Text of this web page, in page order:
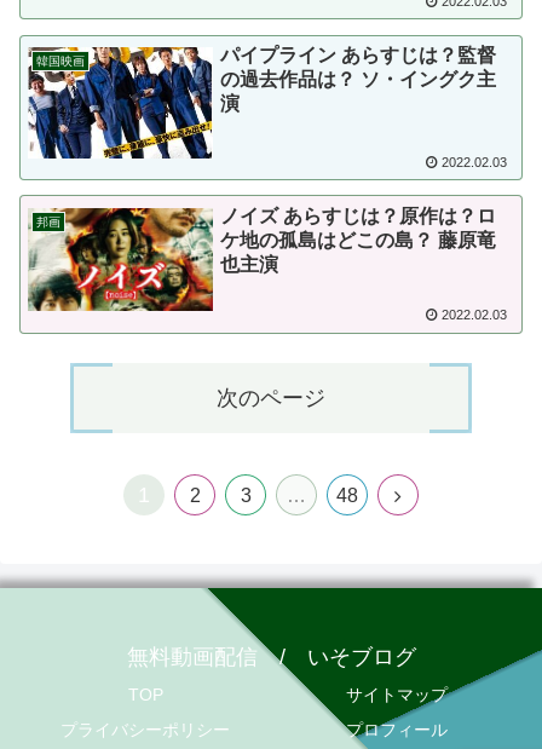
韓国映画
パイプライン あらすじは？監督
の過去作品は？ ソ・イングク主
演
2022.02.03
邦画
ノイズ あらすじは？原作は？ロ
ケ地の孤島はどこの島？ 藤原竜
也主演
2022.02.03
次のページ
1 2 3 … 48
無料動画配信 / いそブログ
TOP
サイトマップ
プライバシーポリシー
プロフィール